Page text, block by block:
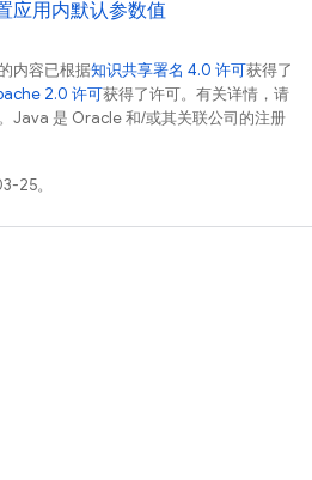
应用内默认参数值
内容已根据知识共享署名 4.0 许可获得了
2.0 许可获得了许可。有关详情，请
。Java 是 Oracle 和/或其关联公司的注册
25。